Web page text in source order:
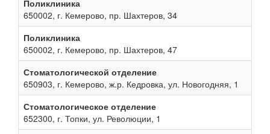
Поликлиника
650002, г. Кемерово, пр. Шахтеров, 34
Поликлиника
650002, г. Кемерово, пр. Шахтеров, 47
Стоматологической отделение
650903, г. Кемерово, ж.р. Кедровка, ул. Новогодняя, 1
Стоматологическое отделение
652300, г. Топки, ул. Революции, 1